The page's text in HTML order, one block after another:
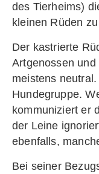
des Tierheims)
kleinen Rüden
Der kastrierte
Artgenossen
meistens
Hundegruppe.
kommuniziert er
der Leine
ebenfalls,
Bei seiner